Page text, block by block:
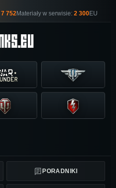
7 752Materiały w serwisie: 2 300EU
PORADNIKI